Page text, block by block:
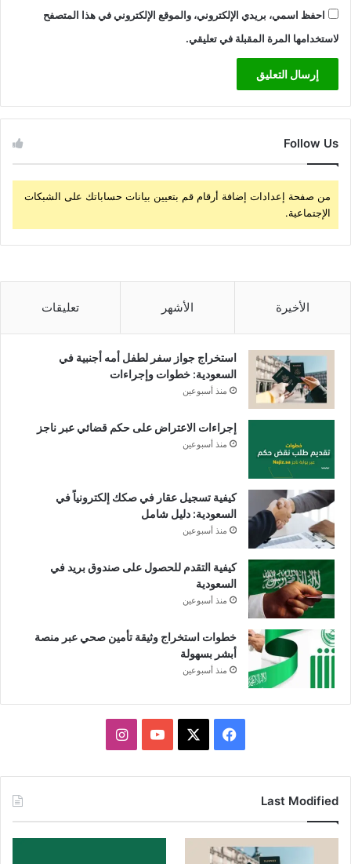
احفظ اسمي، بريدي الإلكتروني، والموقع الإلكتروني في هذا المتصفح
لاستخدامها المرة المقبلة في تعليقي.
Follow Us
من صفحة إعدادات إضافة أرقام قم بتعيين بيانات حساباتك على الشبكات
الإجتماعية.
الأخيرة الأشهر تعليقات
استخراج جواز سفر لطفل أمه أجنبية في
السعودية: خطوات وإجراءات
منذ أسبوعين
إجراءات الاعتراض على حكم قضائي عبر ناجز
منذ أسبوعين
كيفية تسجيل عقار في صكك إلكترونياً في
السعودية: دليل شامل
منذ أسبوعين
كيفية التقدم للحصول على صندوق بريد في
السعودية
منذ أسبوعين
خطوات استخراج وثيقة تأمين صحي عبر منصة
أبشر بسهولة
منذ أسبوعين
فيسبوك يوتيوبانستقرام
Last Modified